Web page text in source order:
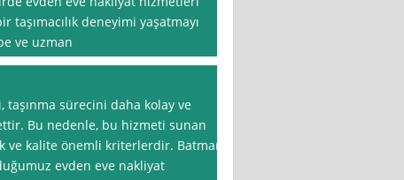
deneyimi yaşatmayı
ve uzman
sürecini daha kolay ve
Bu nedenle, bu hizmeti sunan
kalite önemli kriterlerdir. Batman
evden eve nakliyat